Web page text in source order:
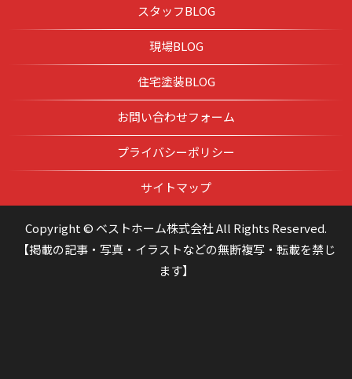
スタッフBLOG
現場BLOG
住宅塗装BLOG
お問い合わせフォーム
プライバシーポリシー
サイトマップ
Copyright © ベストホーム株式会社 All Rights Reserved.
【掲載の記事・写真・イラストなどの無断複写・転載を禁じ
ます】